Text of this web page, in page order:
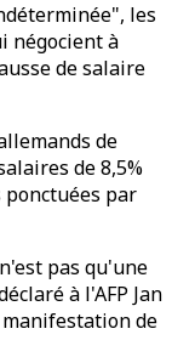
les
négocient à
de salaire
de
de 8,5%
par
pas qu'une
à l'AFP Jan
de